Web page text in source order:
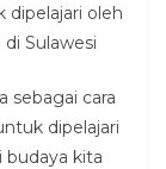
oleh
Sulawesi
sebagai cara
dipelajari
budaya kita